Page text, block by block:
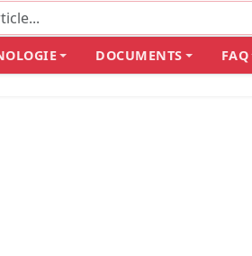
DOCUMENTS FAQ